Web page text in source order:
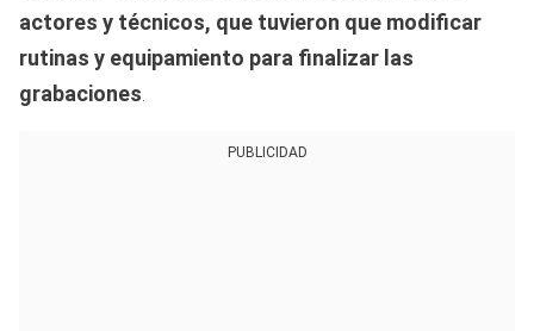
actores y técnicos, que tuvieron que modificar
rutinas y equipamiento para finalizar las
grabaciones
PUBLICIDAD